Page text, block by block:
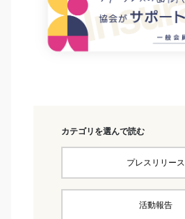
カテゴリを選んで読む
プレスリリース
活動報告